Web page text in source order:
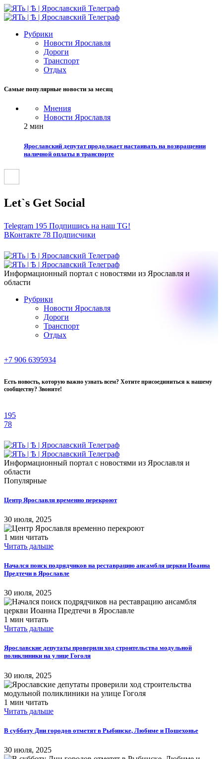
Рубрики
Новости Ярославля
Дороги
Транспорт
Отдых
Самые популярные новости за месяц
Мнения
Новости Ярославля
2 мин
Ярославский депутат продолжает настаивать на возвращении
наличной оплаты в транспорте
Let`s Get Social
Telegram 195 Подпишись на наш TG!
ВКонтакте 78 Подписчики
Информационный портал с новостями из Ярославля и
области
Рубрики
Новости Ярославля
Дороги
Транспорт
Отдых
+7 906 6395934
Есть новость, которую важно узнать всем? Хотите присоединиться к нашему
сообществу? Звоните!
195
78
Информационный портал с новостями из Ярославля и
области
Популярные
Центр Ярославля временно перекроют
30 июля, 2025
1 мин читать
Читать дальше
Начался поиск подрядчиков на реставрацию ансамбля церкви Иоанна
Предтечи в Ярославле
30 июля, 2025
1 мин читать
Читать дальше
Ярославские депутаты проверили ход строительства модульной
поликлиники на улице Гоголя
30 июля, 2025
1 мин читать
Читать дальше
В субботу Дни городов отметят в Рыбинске, Любиме и Пошехонье
30 июля, 2025